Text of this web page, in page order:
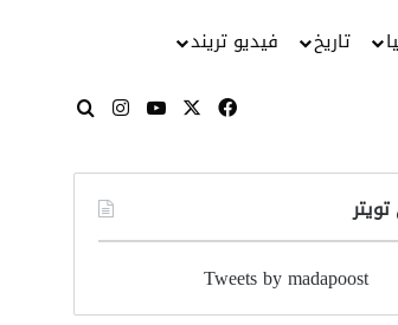
تاريخ فيديو تريند
فيسبوك
‫X
‫YouTube
انستقرامبحث عن
Tweets by madapoost